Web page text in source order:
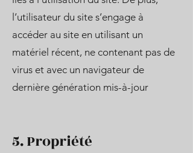
l’utilisateur du site s’engage à
accéder au site en utilisant un
matériel récent, ne contenant pas de
virus et avec un navigateur de
dernière génération mis-à-jour
5. Propriété